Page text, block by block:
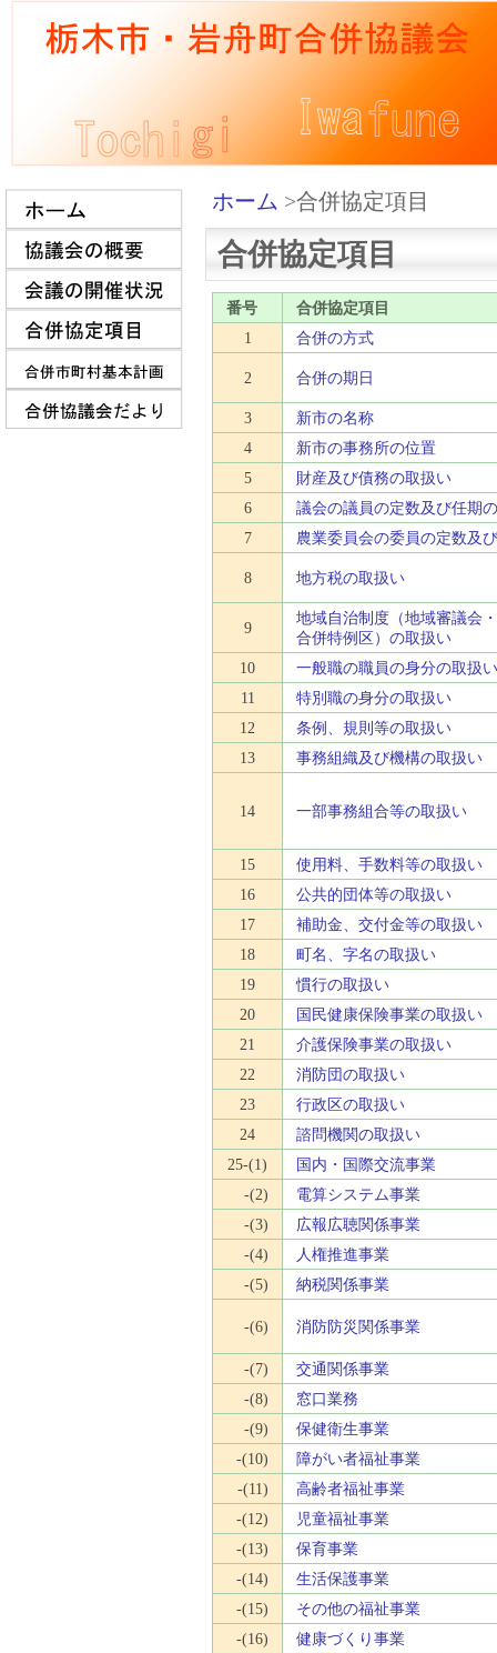
ホーム >合併協定項目
合併協定項目
番号
合併協定項目
1
合併の方式
2 合併の期日
3
新市の名称
4
新市の事務所の位置
5
財産及び債務の取扱い
6
議会の議員の定数及び任期
7
農業委員会の委員の定数及
8 地方税の取扱い
9
地域自治制度（地域審議会
合併特例区）の取扱い
10
一般職の職員の身分の取扱い
11
特別職の身分の取扱い
12
条例、規則等の取扱い
13
事務組織及び機構の取扱い
14 一部事務組合等の取扱い
15
使用料、手数料等の取扱い
16
公共的団体等の取扱い
17
補助金、交付金等の取扱い
18
町名、字名の取扱い
19
慣行の取扱い
20
国民健康保険事業の取扱い
21
介護保険事業の取扱い
22
消防団の取扱い
23
行政区の取扱い
24
諮問機関の取扱い
25-(1)
国内・国際交流事業
-(2)
電算システム事業
-(3)
広報広聴関係事業
-(4)
人権推進事業
-(5)
納税関係事業
-(6) 消防防災関係事業
-(7)
交通関係事業
-(8)
窓口業務
-(9)
保健衛生事業
-(10)
障がい者福祉事業
-(11)
高齢者福祉事業
-(12)
児童福祉事業
-(13)
保育事業
-(14)
生活保護事業
-(15)
その他の福祉事業
-(16)
健康づくり事業